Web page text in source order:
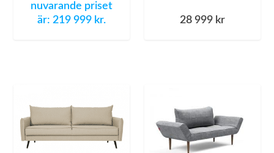
nuvarande priset
är: 219 999 kr.
28 999 kr